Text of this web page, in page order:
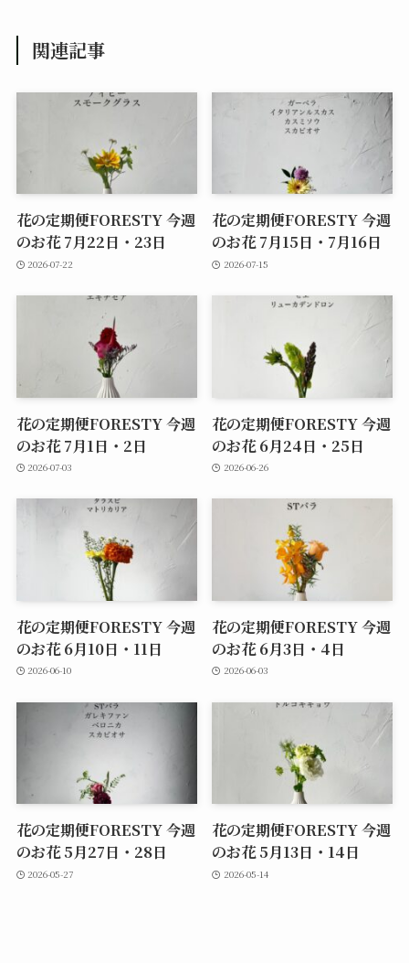
関連記事
花の定期便FORESTY 今週
のお花 7月22日・23日
2026-07-22
花の定期便FORESTY 今週
のお花 7月15日・7月16日
2026-07-15
花の定期便FORESTY 今週
のお花 7月1日・2日
2026-07-03
花の定期便FORESTY 今週
のお花 6月24日・25日
2026-06-26
花の定期便FORESTY 今週
のお花 6月10日・11日
2026-06-10
花の定期便FORESTY 今週
のお花 6月3日・4日
2026-06-03
花の定期便FORESTY 今週
のお花 5月27日・28日
2026-05-27
花の定期便FORESTY 今週
のお花 5月13日・14日
2026-05-14